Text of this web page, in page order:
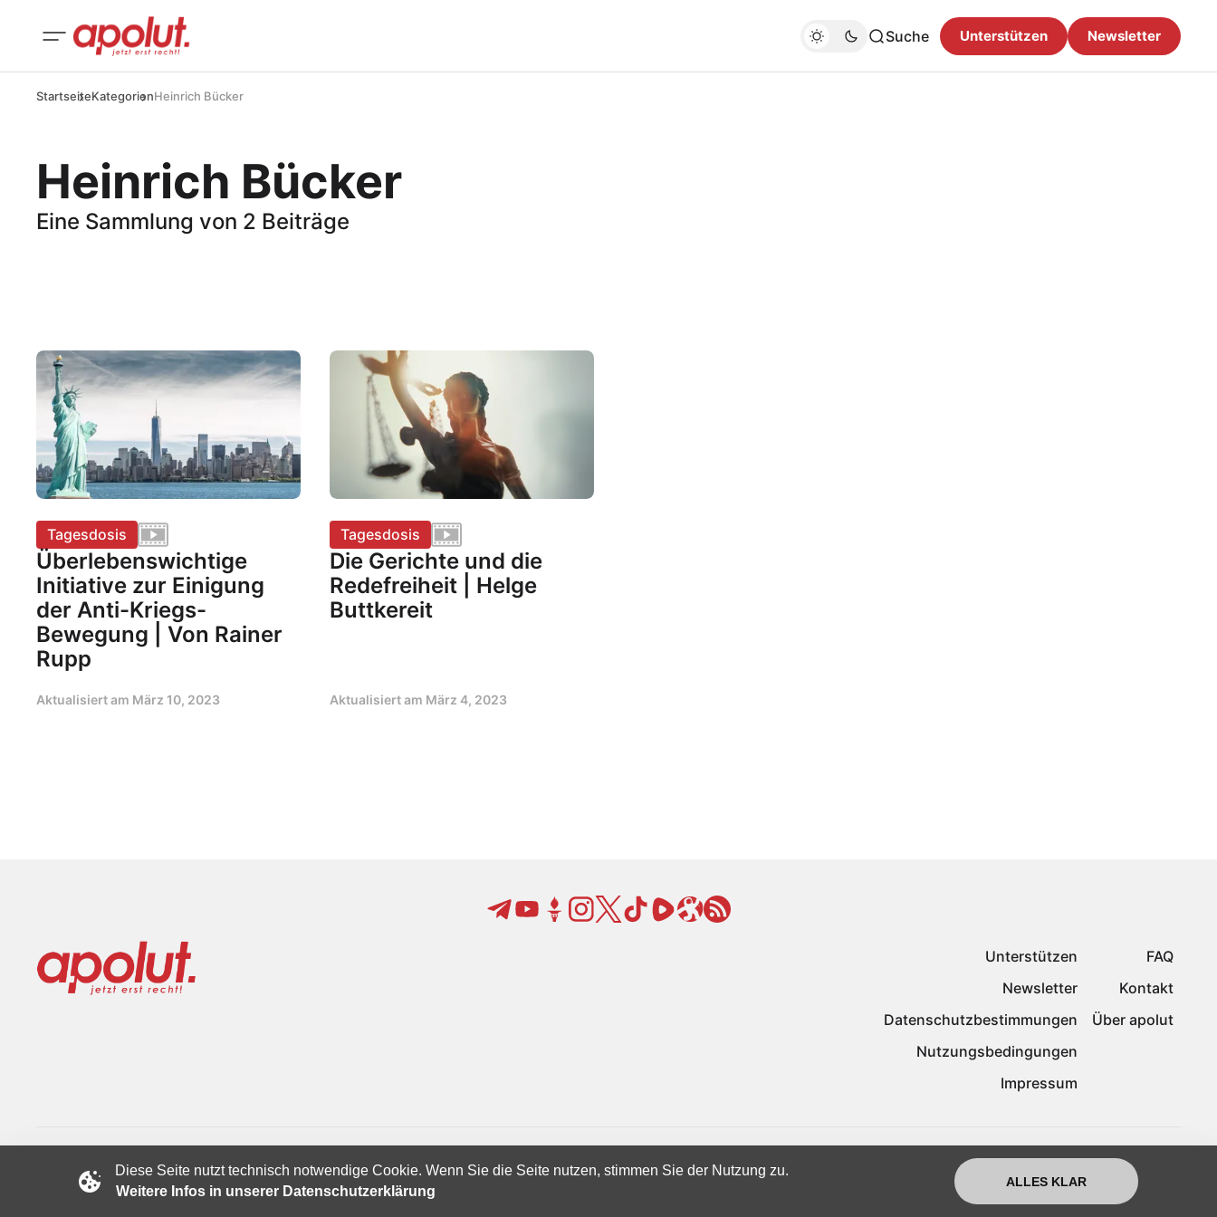
Suche Unterstützen Newsletter
StartseiteKategorienHeinrich Bücker
Heinrich Bücker
Eine Sammlung von 2 Beiträge
Tagesdosis
Überlebenswichtige
Initiative zur Einigung
der Anti-Kriegs-
Bewegung | Von Rainer
Rupp
Aktualisiert am März 10, 2023
Tagesdosis
Die Gerichte und die
Redefreiheit | Helge
Buttkereit
Aktualisiert am März 4, 2023
Unterstützen
Newsletter
Datenschutzbestimmungen
Nutzungsbedingungen
Impressum
FAQ
Kontakt
Über apolut
Copyright © 2024 apolut | Jetzt erst recht!. Published apolut Creatives Ltd.
Diese Seite nutzt technisch notwendige Cookie. Wenn Sie die Seite nutzen, stimmen Sie der Nutzung zu.
Weitere Infos in unserer Datenschutzerklärung
ALLES KLAR